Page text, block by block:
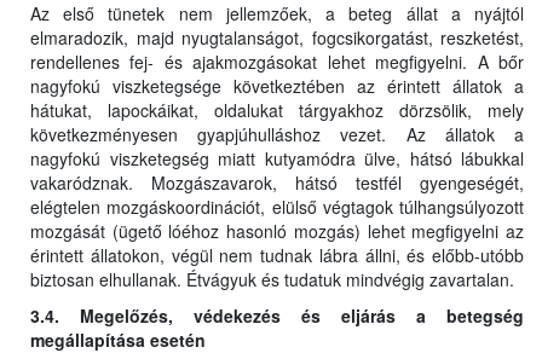
Az első tünetek nem jellemzőek, a beteg állat a nyájtól
elmaradozik, majd nyugtalanságot, fogcsikorgatást, reszketést,
rendellenes fej- és ajakmozgásokat lehet megfigyelni. A bőr
nagyfokú viszketegsége következtében az érintett állatok a
hátukat, lapockáikat, oldalukat tárgyakhoz dörzsölik, mely
következményesen gyapjúhulláshoz vezet. Az állatok a
nagyfokú viszketegség miatt kutyamódra ülve, hátsó lábukkal
vakaródznak. Mozgászavarok, hátsó testfél gyengeségét,
elégtelen mozgáskoordinációt, elülső végtagok túlhangsúlyozott
mozgását (ügető lóéhoz hasonló mozgás) lehet megfigyelni az
érintett állatokon, végül nem tudnak lábra állni, és előbb-utóbb
biztosan elhullanak. Étvágyuk és tudatuk mindvégig zavartalan.
3.4. Megelőzés, védekezés és eljárás a betegség
megállapítása esetén